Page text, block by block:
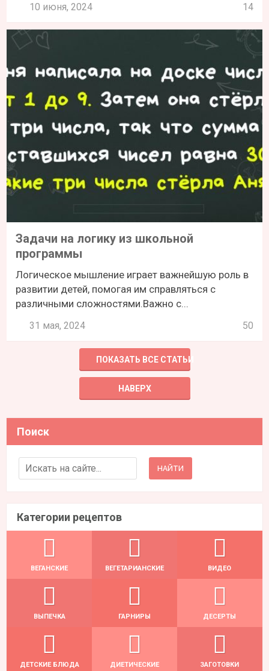
10 июня, 2024 14
Задачи на логику из школьной
программы
Логическое мышление играет важнейшую роль в
развитии детей, помогая им справляться с
различными сложностями.Важно с...
31 мая, 2024 50
ПОКАЗАТЬ ВСЕ СТАТЬИ
НАВЕРХ
Поиск
Search for:
Категории рецептов
ВЕГАНСКИЕ ВЕГЕТАРИАНСКИЕ ВИДЕО
ВЫПЕЧКА ГАРНИРЫ ДЕСЕРТЫ
ДЕТСКИЕ БЛЮДА ДИЕТИЧЕСКИЕ ЗАГОТОВКИ